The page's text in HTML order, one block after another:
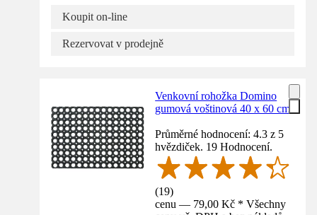
Koupit on-line
Rezervovat v prodejně
Venkovní rohožka Domino
gumová voštinová 40 x 60 cm
Průměrné hodnocení: 4.3 z 5
hvězdiček. 19 Hodnocení.
(19)
cenu — 79,00 Kč * Všechny